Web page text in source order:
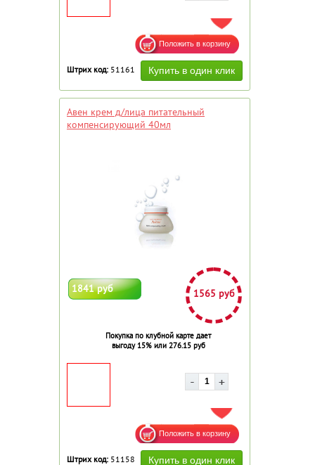
ДОБАВИТЬ В ИЗБРАННОЕ
Штрих код: 51161
Авен крем д/лица питательный
компенсирующий 40мл
1841 руб 1565 руб
Покупка по клубной карте дает
выгоду 15% или 276.15 руб
ДОБАВИТЬ В ИЗБРАННОЕ
Штрих код: 51158